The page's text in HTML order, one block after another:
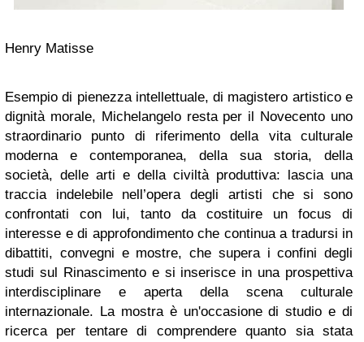
Henry Matisse
Esempio di pienezza intellettuale, di magistero artistico e
dignità morale, Michelangelo resta per il Novecento uno
straordinario punto di riferimento della vita culturale
moderna e contemporanea, della sua storia, della
società, delle arti e della civiltà produttiva: lascia una
traccia indelebile nell’opera degli artisti che si sono
confrontati con lui, tanto da costituire un focus di
interesse e di approfondimento che continua a tradursi in
dibattiti, convegni e mostre, che supera i confini degli
studi sul Rinascimento e si inserisce in una prospettiva
interdisciplinare e aperta della scena culturale
internazionale.
La mostra è un'occasione di studio e di
ricerca per tentare di comprendere quanto sia stata